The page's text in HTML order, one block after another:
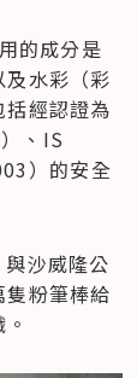
的成分是
水彩（彩
經認證為
、IS
）的安全
沙威隆公
粉筆棒給